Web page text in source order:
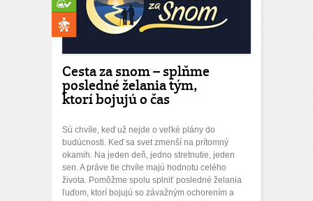
Cesta za snom – splňme
posledné želania tým,
ktorí bojujú o čas
Sú chvíle, keď už nejde o veľké plány do
budúcnosti. Keď sa svet zmenší na prítomný
okamih. Na jeden deň, jedno stretnutie, jeden
sen. A práve tie chvíle majú hodnotu celého
života. Pomôžme spolu splniť posledné želania
ľuďom, ktorí bojujú so závažným ochorením a